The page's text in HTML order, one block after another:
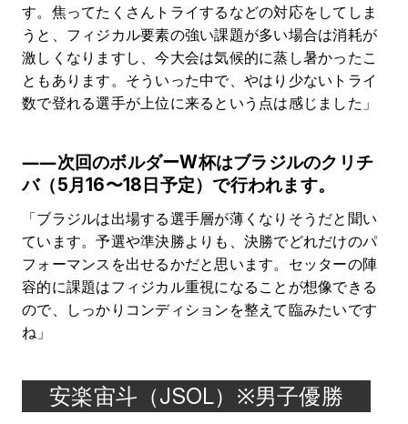
す。焦ってたくさんトライするなどの対応をしてしま
うと、フィジカル要素の強い課題が多い場合は消耗が
激しくなりますし、今大会は気候的に蒸し暑かったこ
ともあります。そういった中で、やはり少ないトライ
数で登れる選手が上位に来るという点は感じました」
――次回のボルダーW杯はブラジルのクリチ
バ（5月16〜18日予定）で行われます。
「ブラジルは出場する選手層が薄くなりそうだと聞い
ています。予選や準決勝よりも、決勝でどれだけのパ
フォーマンスを出せるかだと思います。セッターの陣
容的に課題はフィジカル重視になることが想像できる
ので、しっかりコンディションを整えて臨みたいです
ね」
安楽宙斗（JSOL）※男子優勝